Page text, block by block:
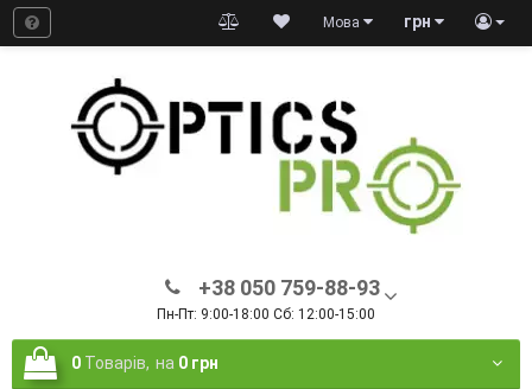
грн
Мова
+38 050 759-88-93
Пн-Пт: 9:00-18:00 Сб: 12:00-15:00
0 Товарів, на 0 грн